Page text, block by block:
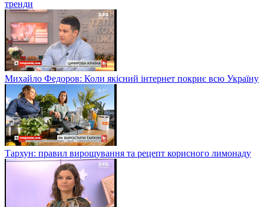
тренди
Михайло Федоров: Коли якісний інтернет покриє всю Україну
Тархун: правил вирощування та рецепт корисного лимонаду